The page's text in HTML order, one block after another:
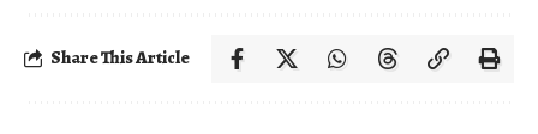
Share This Article